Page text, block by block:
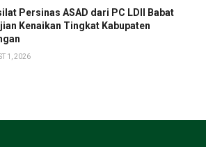
Persinas ASAD dari PC LDII Babat
Kenaikan Tingkat Kabupaten
1, 2026